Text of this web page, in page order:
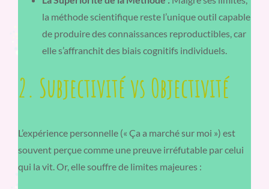
la méthode scientifique reste l’unique outil capable
de produire des connaissances reproductibles, car
elle s’affranchit des biais cognitifs individuels.
2. Subjectivité vs Objectivité
L’expérience personnelle (« Ça a marché sur moi ») est
souvent perçue comme une preuve irréfutable par celui
qui la vit. Or, elle souffre de limites majeures :